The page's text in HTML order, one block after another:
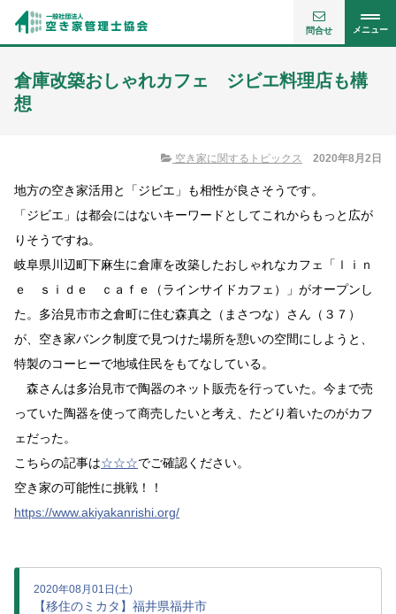
メニュー
問合せ
倉庫改築おしゃれカフェ ジビエ料理店も構
想
空き家に関するトピックス 2020年8月2日
地方の空き家活用と「ジビエ」も相性が良さそうです。
「ジビエ」は都会にはないキーワードとしてこれからもっと広が
りそうですね。
岐阜県川辺町下麻生に倉庫を改築したおしゃれなカフェ「ｌｉｎ
ｅ ｓｉｄｅ ｃａｆｅ（ラインサイドカフェ）」がオープンし
た。多治見市市之倉町に住む森真之（まさつな）さん（３７）
が、空き家バンク制度で見つけた場所を憩いの空間にしようと、
特製のコーヒーで地域住民をもてなしている。
森さんは多治見市で陶器のネット販売を行っていた。今まで売
っていた陶器を使って商売したいと考え、たどり着いたのがカフ
ェだった。
こちらの記事は☆☆☆でご確認ください。
空き家の可能性に挑戦！！
https://www.akiyakanrishi.org/
2020年08月01日(土)
【移住のミカタ】福井県福井市